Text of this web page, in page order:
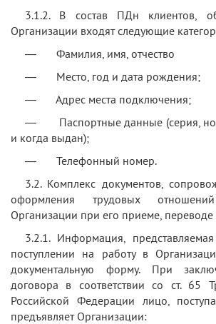
3.1.2. В состав ПДн клиентов,
Организации входят следующие
— Фамилия, имя, отчество
— Место, год и дата рождения;
— Адрес места подключения;
— Паспортные данные (серия,
и когда выдан);
— Телефонный номер.
3.2. Комплекс документов,
оформления трудовых
Организации при его приеме, переводе
3.2.1. Информация,
поступлении на работу в
документальную форму. При
договора в соответствии со ст. 65
Российской Федерации лицо,
предъявляет Организации: